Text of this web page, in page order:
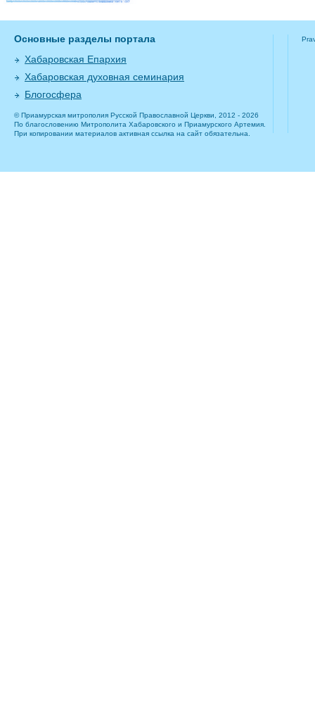
Основные разделы портала
Хабаровская Епархия
Хабаровская духовная семинария
Блогосфера
© Приамурская митрополия Русской Православной Церкви, 2012 - 2026
По благословению Митрополита Хабаровского и Приамурского Артемия.
При копировании материалов активная ссылка на сайт обязательна.